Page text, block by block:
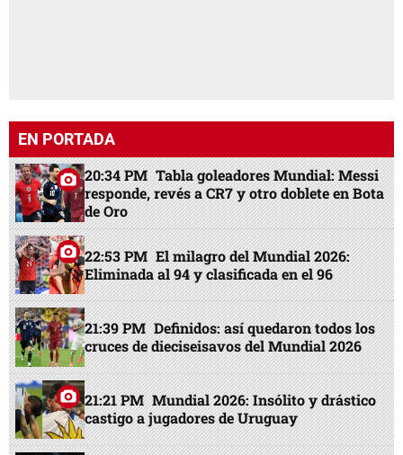
EN PORTADA
20:34 PM Tabla goleadores Mundial: Messi
responde, revés a CR7 y otro doblete en Bota
de Oro
22:53 PM El milagro del Mundial 2026:
Eliminada al 94 y clasificada en el 96
21:39 PM Definidos: así quedaron todos los
cruces de dieciseisavos del Mundial 2026
21:21 PM Mundial 2026: Insólito y drástico
castigo a jugadores de Uruguay